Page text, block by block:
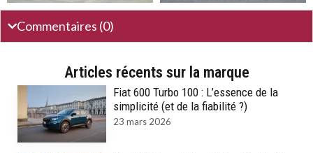
Commentaires (0)
Articles récents sur la marque
Fiat 600 Turbo 100 : L’essence de la
simplicité (et de la fiabilité ?)
23 mars 2026